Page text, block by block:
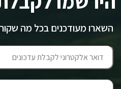
השארו מעודכנים בכל מה